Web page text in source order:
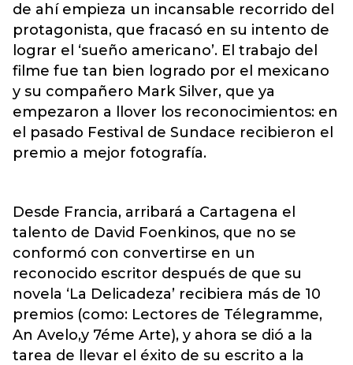
de ahí empieza un incansable recorrido del
protagonista, que fracasó en su intento de
lograr el ‘sueño americano’. El trabajo del
filme fue tan bien logrado por el mexicano
y su compañero Mark Silver, que ya
empezaron a llover los reconocimientos: en
el pasado Festival de Sundace recibieron el
premio a mejor fotografía.
Desde Francia, arribará a Cartagena el
talento de David Foenkinos, que no se
conformó con convertirse en un
reconocido escritor después de que su
novela ‘La Delicadeza’ recibiera más de 10
premios (como: Lectores de Télegramme,
An Avelo,y 7éme Arte), y ahora se dió a la
tarea de llevar el éxito de su escrito a la